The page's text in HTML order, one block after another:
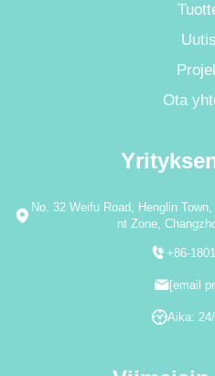
Ota
No. 32 Weifu Road, Henglin
nt Zone,
+86-
[email
Aika: